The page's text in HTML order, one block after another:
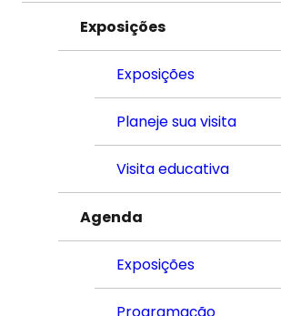
Exposições
Exposições
Planeje sua visita
Visita educativa
Agenda
Exposições